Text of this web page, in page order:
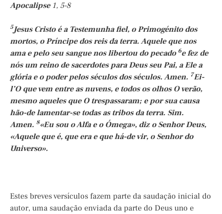
Apocalipse1, 5-8
5Jesus Cristo é a Testemunha fiel, o Primogénito dos
mortos, o Príncipe dos reis da terra. Aquele que nos
ama e pelo seu sangue nos libertou do pecado 6e fez de
nós um reino de sacerdotes para Deus seu Pai, a Ele a
glória e o poder pelos séculos dos séculos. Amen. 7Ei-
l’O que vem entre as nuvens, e todos os olhos O verão,
mesmo aqueles que O trespassaram; e por sua causa
hão-de lamentar-se todas as tribos da terra. Sim.
Amen. 8«Eu sou o Alfa e o Ómega», diz o Senhor Deus,
«Aquele que é, que era e que há-de vir, o Senhor do
Universo».
Estes breves versículos fazem parte da saudação inicial do
autor, uma saudação enviada da parte do Deus uno e